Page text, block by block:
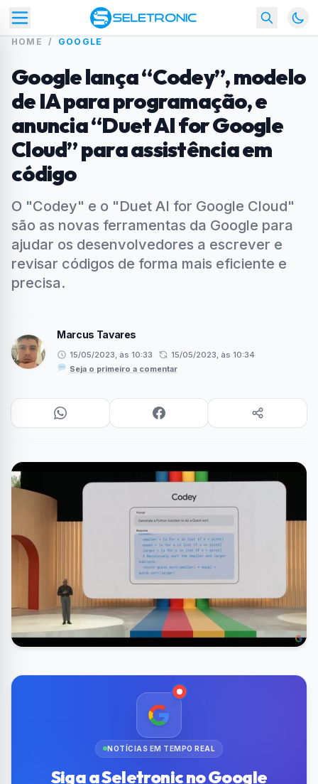
HOME / GOOGLE
Google lança “Codey”, modelo
de IA para programação, e
anuncia “Duet AI for Google
Cloud” para assistência em
código
O "Codey" e o "Duet AI for Google Cloud"
são as novas ferramentas da Google para
ajudar os desenvolvedores a escrever e
revisar códigos de forma mais eficiente e
precisa.
Marcus Tavares
15/05/2023, às 10:33 15/05/2023, às 10:34
·
Seja o primeiro a comentar
NOTÍCIAS EM TEMPO REAL
Siga a Seletronic no Google